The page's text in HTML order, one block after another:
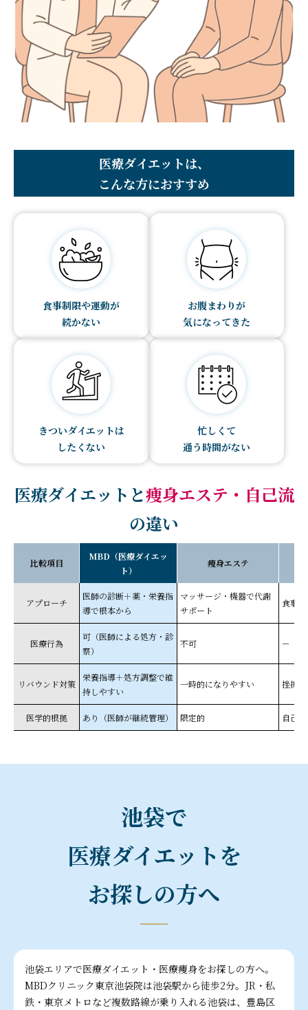
医療ダイエットは、
こんな方におすすめ
食事制限や運動が
続かない
お腹まわりが
気になってきた
きついダイエットは
したくない
忙しくて
通う時間がない
医療ダイエットと痩身エステ・自己流
の違い
比較項目
MBD（医療ダイエッ
ト）
痩身エステ
アプローチ
医師の診断＋薬・栄養指
導で根本から
マッサージ・機器で代謝
サポート
食事
医療行為
可（医師による処方・診
察）
不可 －
リバウンド対策
栄養指導＋処方調整で維
持しやすい
一時的になりやすい 挫折
医学的根拠 あり（医師が継続管理） 限定的 自己
池袋で
医療ダイエットを
お探しの方へ
池袋エリアで医療ダイエット・医療痩身をお探しの方へ。
MBDクリニック東京池袋院は池袋駅から徒歩2分。JR・私
鉄・東京メトロなど複数路線が乗り入れる池袋は、豊島区